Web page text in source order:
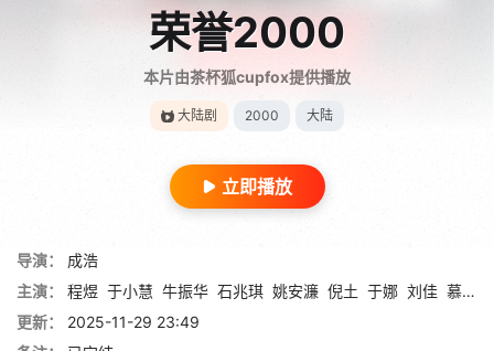
荣誉2000
本片由茶杯狐cupfox提供播放
大陆剧 2000 大陆
立即播放
导演：
成浩
主演：
程煜 于小慧 牛振华 石兆琪 姚安濂 倪土 于娜 刘佳 慕菁
更新：
2025-11-29 23:49